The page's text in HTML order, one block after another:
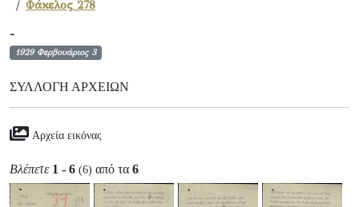
Φάκελος 278
-
1929 Φερβουάριος 3
ΣΥΛΛΟΓΉ ΑΡΧΕΊΩΝ
Αρχεία εικόνας
Βλέπετε 1 - 6 (6) από τα 6